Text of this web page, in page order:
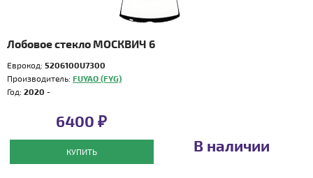
Лобовое стекло МОСКВИЧ 6
Еврокод: 5206100U7300
Производитель: FUYAO (FYG)
Год: 2020 -
6400 ₽
КУПИТЬ В наличии